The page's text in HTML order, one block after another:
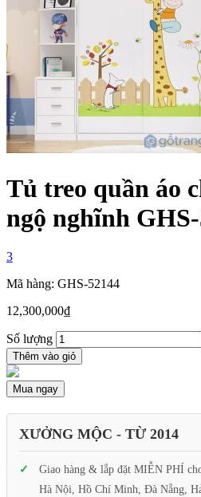
Tủ treo quần áo
ngộ nghĩnh
3
Mã hàng: GHS-52144
12,300,000₫
Số lượng
Thêm vào giỏ
Mua ngay
XƯỞNG MỘC - TỪ 2014
Giao hàng & lắp đặt MIỄN PHÍ
Hà Nội, Hồ Chí Minh, Đà Nẵng,